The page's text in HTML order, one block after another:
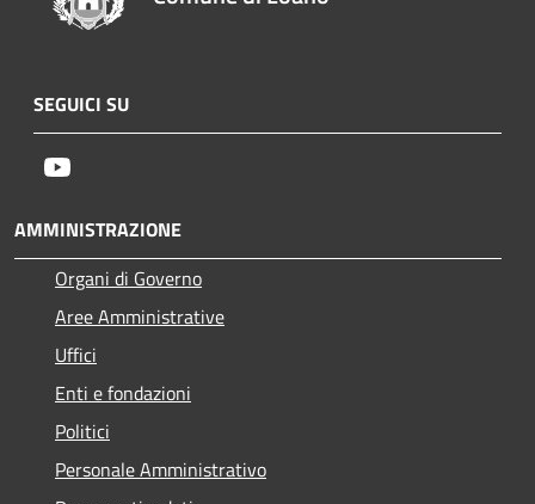
SEGUICI SU
AMMINISTRAZIONE
Organi di Governo
Aree Amministrative
Uffici
Enti e fondazioni
Politici
Personale Amministrativo